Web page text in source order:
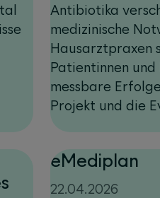
Antibiotika
medizinische
Hausarztpraxen
Patientinnen
messbare
Projekt und die
eMediplan
22.04.2026